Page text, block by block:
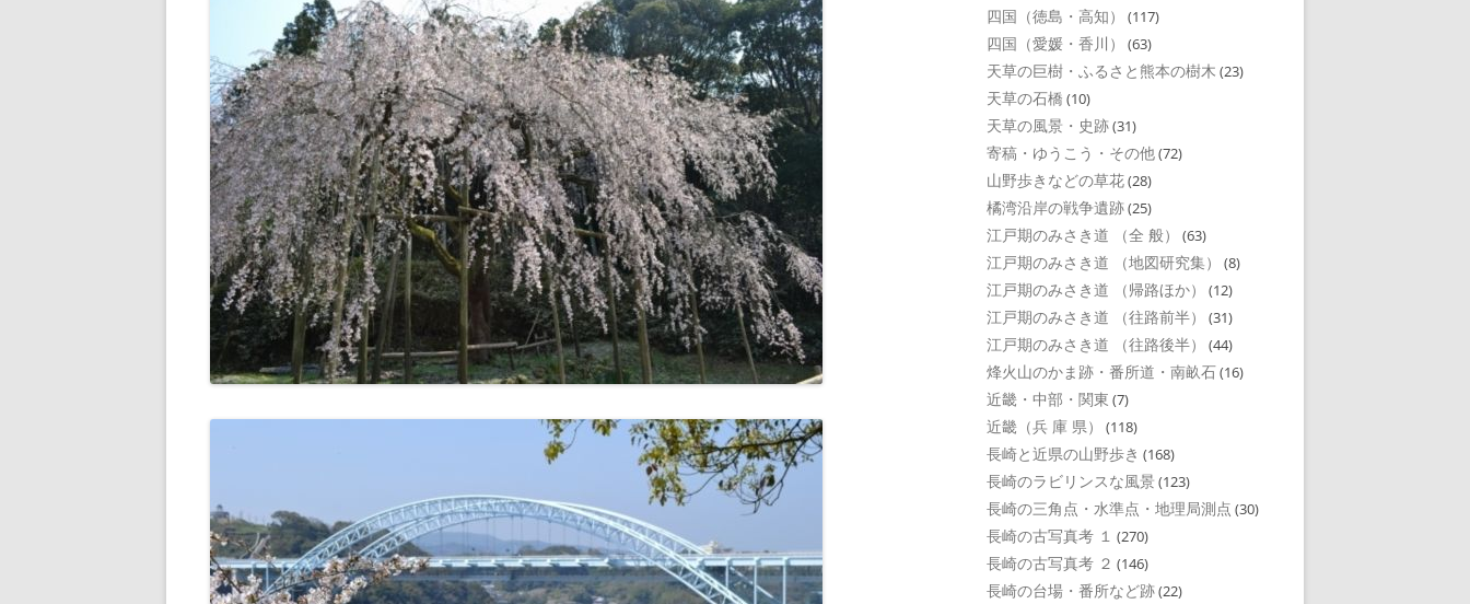
四国（徳島・高知） (117)
四国（愛媛・香川） (63)
天草の巨樹・ふるさと熊本の樹木 (23)
天草の石橋 (10)
天草の風景・史跡(31)
寄稿・ゆうこう・その他(72)
山野歩きなどの草花(28)
橘湾沿岸の戦争遺跡(25)
江戸期のみさき道 （全 般） (63)
江戸期のみさき道 （地図研究集） (8)
江戸期のみさき道 （帰路ほか） (12)
江戸期のみさき道 （往路前半） (31)
江戸期のみさき道 （往路後半） (44)
烽火山のかま跡・番所道・南畝石(16)
近畿・中部・関東 (7)
近畿（兵 庫 県） (118)
長崎と近県の山野歩き (168)
長崎のラビリンスな風景 (123)
長崎の三角点・水準点・地理局測点 (30)
長崎の古写真考 １ (270)
長崎の古写真考 ２ (146)
長崎の台場・番所など跡(22)